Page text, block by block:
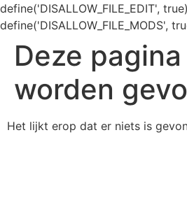
define('DISALLOW_FILE_EDIT',
define('DISALLOW_FILE_MODS',
Deze
worden
Het lijkt erop dat er niets is